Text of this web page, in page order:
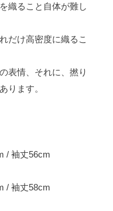
織ること自体が難し
だけ高密度に織るこ
表情、それに、撚り
ります。
/ 袖丈56cm
/ 袖丈58cm